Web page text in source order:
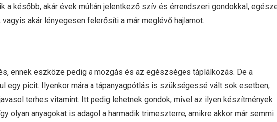
a később, akár évek múltán jelentkező szív és érrendszeri gondokkal,
akár lényegesen felerősíti a már meglévő hajlamot.
ennek eszköze pedig a mozgás és az egészséges táplálkozás. De a
egy picit. Ilyenkor mára a tápanyagpótlás is szükségessé vált sok esetben,
terhes vitamint. Itt pedig lehetnek gondok, mivel az ilyen készítmények
olyan anyagokat is adagol a harmadik trimeszterre, amikre akkor már semmi